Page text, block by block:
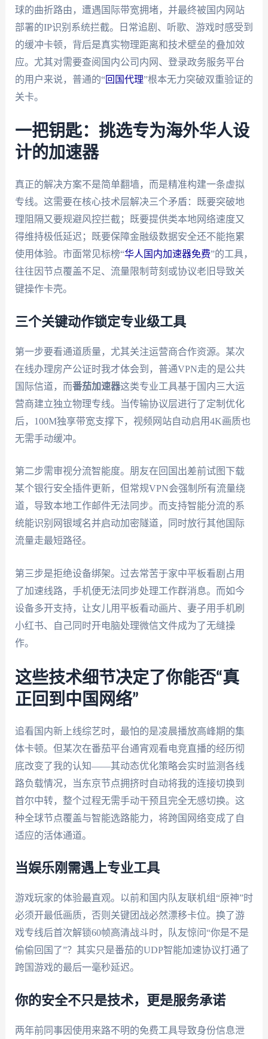
球的曲折路由，遭遇国际带宽拥堵，并最终被国内网站
部署的IP识别系统拦截。日常追剧、听歌、游戏时感受到
的缓冲卡顿，背后是真实物理距离和技术壁垒的叠加效
应。尤其对需要查阅国内公司内网、登录政务服务平台
的用户来说，普通的“回国代理”根本无力突破双重验证的
关卡。
一把钥匙：挑选专为海外华人设
计的加速器
真正的解决方案不是简单翻墙，而是精准构建一条虚拟
专线。这需要在核心技术层解决三个矛盾：既要突破地
理阻隔又要规避风控拦截；既要提供类本地网络速度又
得维持极低延迟；既要保障金融级数据安全还不能拖累
使用体验。市面常见标榜“华人国内加速器免费”的工具，
往往因节点覆盖不足、流量限制苛刻或协议老旧导致关
键操作卡壳。
三个关键动作锁定专业级工具
第一步要看通道质量，尤其关注运营商合作资源。某次
在线办理房产公证时我才体会到，普通VPN走的是公共
国际信道，而番茄加速器这类专业工具基于国内三大运
营商建立独立物理专线。当传输协议层进行了定制优化
后，100M独享带宽支撑下，视频网站自动启用4K画质也
无需手动缓冲。
第二步需审视分流智能度。朋友在回国出差前试图下载
某个银行安全插件更新，但常规VPN会强制所有流量绕
道，导致本地工作邮件无法同步。而支持智能分流的系
统能识别网银域名并启动加密隧道，同时放行其他国际
流量走最短路径。
第三步是拒绝设备绑架。过去常苦于家中平板看剧占用
了加速线路，手机便无法同步处理工作群消息。而如今
设备多开支持，让女儿用平板看动画片、妻子用手机刷
小红书、自己同时开电脑处理微信文件成为了无缝操
作。
这些技术细节决定了你能否“真
正回到中国网络”
追看国内新上线综艺时，最怕的是凌晨播放高峰期的集
体卡顿。但某次在番茄平台通宵观看电竞直播的经历彻
底改变了我的认知——其动态优化策略会实时监测各线
路负载情况，当东京节点拥挤时自动将我的连接切换到
首尔中转，整个过程无需手动干预且完全无感切换。这
种全球节点覆盖与智能选路能力，将跨国网络变成了自
适应的活体通道。
当娱乐刚需遇上专业工具
游戏玩家的体验最直观。以前和国内队友联机组“原神”时
必须开最低画质，否则关键团战必然漂移卡位。换了游
戏专线后首次解锁60帧高清战斗时，队友惊问“你是不是
偷偷回国了”？其实只是番茄的UDP智能加速协议打通了
跨国游戏的最后一毫秒延迟。
你的安全不只是技术，更是服务承诺
两年前同事因使用来路不明的免费工具导致身份信息泄